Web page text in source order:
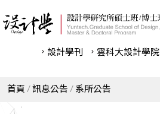
設計學刊 雲科⼤設計學院
首頁 訊息公告 系所公告